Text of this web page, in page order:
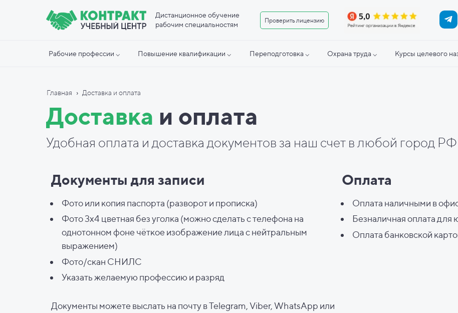
Проверить лицензию
Дистанционное обучение
рабочим специальностям
Рабочие профессии ⌵ Повышение квалификации ⌵ Переподготовка ⌵ Охрана труда ⌵ Курсы целевого
Главная › Доставка и оплата
Доставка и оплата
Удобная оплата и доставка документов за наш счет в любой город РФ
Документы для записи
Фото или копия паспорта (разворот и прописка)
Фото 3х4 цветная без уголка (можно сделать с телефона на
однотонном фоне чёткое изображение лица с нейтральным
выражением)
Фото/скан СНИЛС
Указать желаемую профессию и разряд
Документы можете выслать на почту в Telegram, Viber, WhatsApp или
Оплата
Оплата наличными в
Безналичная оплата для
Оплата банковской